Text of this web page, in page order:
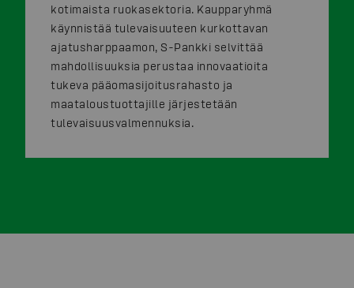
kotimaista ruokasektoria. Kaupparyhmä
käynnistää tulevaisuuteen kurkottavan
ajatusharppaamon, S-Pankki selvittää
mahdollisuuksia perustaa innovaatioita
tukeva pääomasijoitusrahasto ja
maataloustuottajille järjestetään
tulevaisuusvalmennuksia.